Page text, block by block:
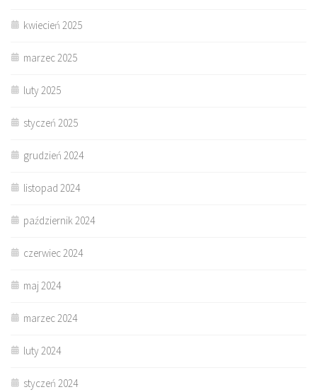
kwiecień 2025
marzec 2025
luty 2025
styczeń 2025
grudzień 2024
listopad 2024
październik 2024
czerwiec 2024
maj 2024
marzec 2024
luty 2024
styczeń 2024